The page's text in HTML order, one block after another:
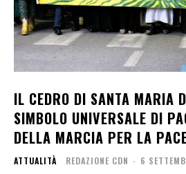
IL CEDRO DI SANTA MARIA
SIMBOLO UNIVERSALE DI
DELLA MARCIA PER LA
ATTUALITÀ REDAZIONE CDN - 6